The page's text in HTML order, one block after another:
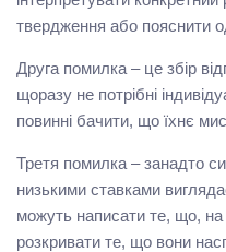
твердження або пояснити
Друга помилка – це збір
щоразу не потрібні
повинні бачити, що їхнє
Третя помилка – занадто
низькими ставками
можуть написати те, що,
розкривати те, що вони